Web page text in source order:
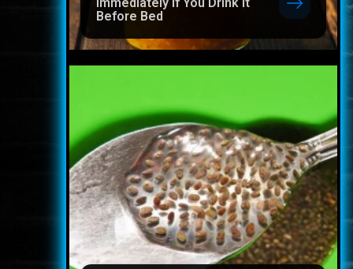
Immediately If You Drink It
Before Bed